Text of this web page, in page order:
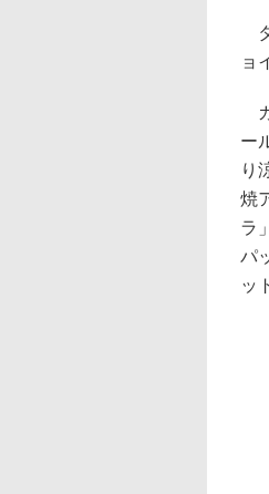
ョ
ー
り
焼
ラ
パ
ッ